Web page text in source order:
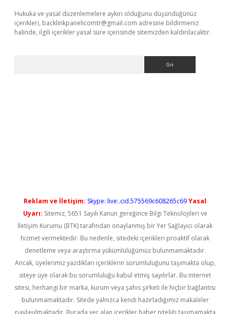
Hukuka ve yasal düzenlemelere aykırı olduğunu düşündüğünüz
içerikleri, backlinkpanelicomtr@gmail.com adresine bildirmeniz
halinde, ilgili içerikler yasal süre içerisinde sitemizden kaldırılacaktır.
Reklam ve İletişim: Skype: live:.cid.575569c608265c69Yasal
Uyarı: Sitemiz, 5651 Sayılı Kanun gereğince Bilgi Teknolojileri ve
İletişim Kurumu (BTK) tarafından onaylanmış bir Yer Sağlayıcı olarak
hizmet vermektedir. Bu nedenle, sitedeki içerikleri proaktif olarak
denetleme veya araştırma yükümlülüğümüz bulunmamaktadır.
Ancak, üyelerimiz yazdıkları içeriklerin sorumluluğunu taşımakta olup,
siteye üye olarak bu sorumluluğu kabul etmiş sayılırlar. Bu internet
sitesi, herhangi bir marka, kurum veya şahıs şirketi ile hiçbir bağlantısı
bulunmamaktadır. Sitede yalnızca kendi hazırladığımız makaleler
paylaşılmaktadır. Burada yer alan içerikler haber niteliği taşımamakta